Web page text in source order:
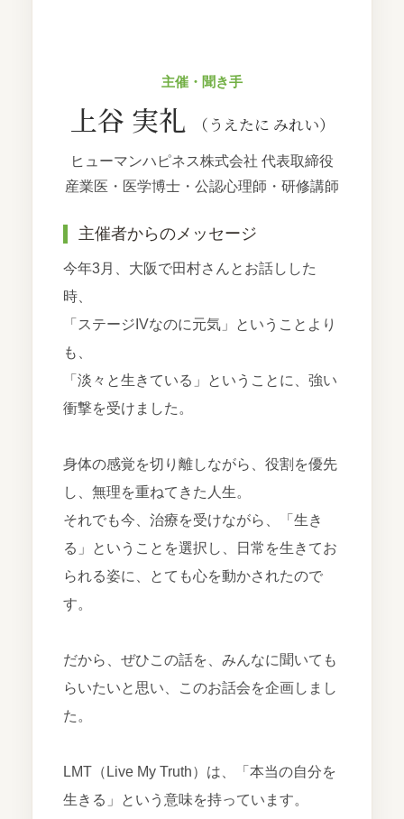
主催・聞き手
上谷 実礼 （うえたに みれい）
ヒューマンハピネス株式会社 代表取締役
産業医・医学博士・公認心理師・研修講師
主催者からのメッセージ
今年3月、大阪で田村さんとお話しした
時、
「ステージIVなのに元気」ということより
も、
「淡々と生きている」ということに、強い
衝撃を受けました。
身体の感覚を切り離しながら、役割を優先
し、無理を重ねてきた人生。
それでも今、治療を受けながら、「生き
る」ということを選択し、日常を生きてお
られる姿に、とても心を動かされたので
す。
だから、ぜひこの話を、みんなに聞いても
らいたいと思い、このお話会を企画しまし
た。
LMT（Live My Truth）は、「本当の自分を
生きる」という意味を持っています。